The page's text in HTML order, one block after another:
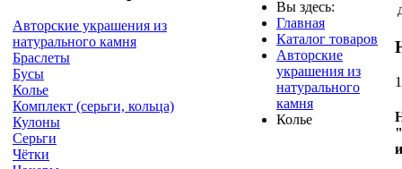
Авторские украшения из
натурального камня
Браслеты
Бусы
Колье
Комплект (серьги, кольца)
Кулоны
Серьги
Чётки
Вы здесь:
Главная
Каталог товаров
Авторские
украшения из
натурального
камня
Колье